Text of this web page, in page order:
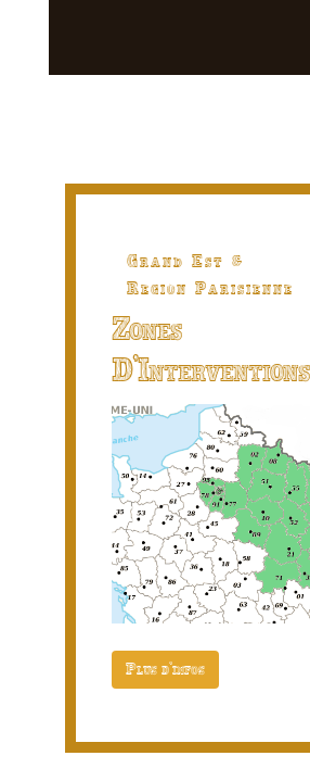
Grand Est &
Region Parisienne
Zones
D'Interventions
Plus d'infos